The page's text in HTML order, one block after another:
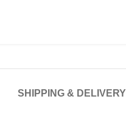
SHIPPING & DELIVERY